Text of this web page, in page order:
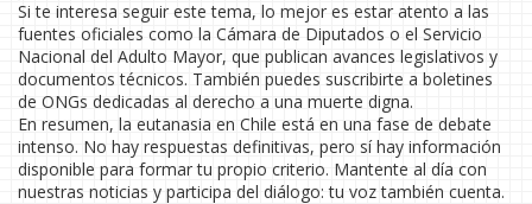
Si te interesa seguir este tema, lo mejor es estar atento a las
fuentes oficiales como la Cámara de Diputados o el Servicio
Nacional del Adulto Mayor, que publican avances legislativos y
documentos técnicos. También puedes suscribirte a boletines
de ONGs dedicadas al derecho a una muerte digna.
En resumen, la eutanasia en Chile está en una fase de debate
intenso. No hay respuestas definitivas, pero sí hay información
disponible para formar tu propio criterio. Mantente al día con
nuestras noticias y participa del diálogo: tu voz también cuenta.